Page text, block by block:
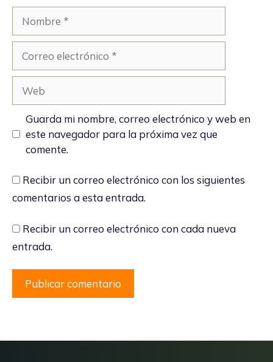
electrónico
Guarda mi nombre, correo electrónico y web en
este navegador para la próxima vez que
comente.
Recibir un correo electrónico con los siguientes
comentarios a esta entrada.
Recibir un correo electrónico con cada nueva
entrada.